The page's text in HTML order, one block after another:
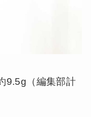
9.5g（編集部計